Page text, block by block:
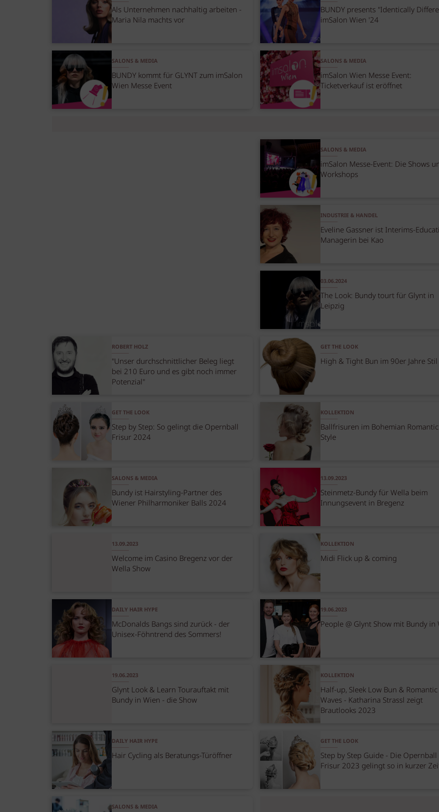
Als Unternehmen nachhaltig arbeiten -
Maria Nila machts vor
BUNDY presents "Identically
imSalon Wien '24
SALONS & MEDIA
BUNDY kommt für GLYNT zum imSalon
Wien Messe Event
SALONS & MEDIA
imSalon Wien Messe Event:
Ticketverkauf ist eröffnet
SALONS & MEDIA
imSalon Messe-Event: Die Shows
Workshops
INDUSTRIE & HANDEL
Eveline Gassner ist Interims-
Managerin bei Kao
03.06.2024
The Look: Bundy tourt für Glynt in
Leipzig
ROBERT HOLZ
"Unser durchschnittlicher Beleg liegt
bei 210 Euro und es gibt noch immer
Potenzial"
GET THE LOOK
High & Tight Bun im 90er Jahre Stil
GET THE LOOK
Step by Step: So gelingt die Opernball
Frisur 2024
KOLLEKTION
Ballfrisuren im Bohemian Romantic
Style
SALONS & MEDIA
Bundy ist Hairstyling-Partner des
Wiener Philharmoniker Balls 2024
13.09.2023
Steinmetz-Bundy für Wella beim
Innungsevent in Bregenz
13.09.2023
Welcome im Casino Bregenz vor der
Wella Show
KOLLEKTION
Midi Flick up & coming
DAILY HAIR HYPE
McDonalds Bangs sind zurück - der
Unisex-Föhntrend des Sommers!
19.06.2023
People @ Glynt Show mit Bundy in
19.06.2023
Glynt Look & Learn Tourauftakt mit
Bundy in Wien - die Show
KOLLEKTION
Half-up, Sleek Low Bun & Romantic
Waves - Katharina Strassl zeigt
Brautlooks 2023
DAILY HAIR HYPE
Hair Cycling als Beratungs-Türöffner
GET THE LOOK
Step by Step Guide - Die Opernball
Frisur 2023 gelingt so in kurzer
SALONS & MEDIA